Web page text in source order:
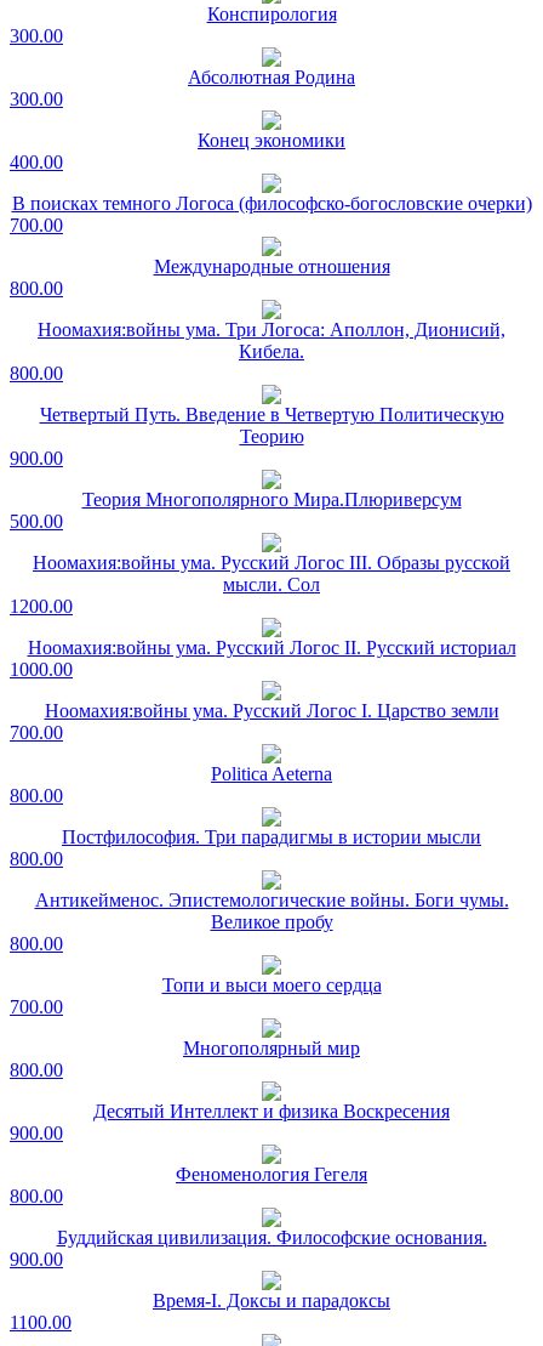
Конспирология
300.00
Абсолютная Родина
300.00
Конец экономики
400.00
В поисках темного Логоса (философско-богословские очерки)
700.00
Международные отношения
800.00
Ноомахия:войны ума. Три Логоса: Аполлон, Дионисий,
Кибела.
800.00
Четвертый Путь. Введение в Четвертую Политическую
Теорию
900.00
Теория Многополярного Мира.Плюриверсум
500.00
Ноомахия:войны ума. Русский Логос III. Образы русской
мысли. Сол
1200.00
Ноомахия:войны ума. Русский Логос II. Русский историал
1000.00
Ноомахия:войны ума. Русский Логос I. Царство земли
700.00
Politica Aeterna
800.00
Постфилософия. Три парадигмы в истории мысли
800.00
Антикейменос. Эпистемологические войны. Боги чумы.
Великое пробу
800.00
Топи и выси моего сердца
700.00
Многополярный мир
800.00
Десятый Интеллект и физика Воскресения
900.00
Феноменология Гегеля
800.00
Буддийская цивилизация. Философские основания.
900.00
Время-I. Доксы и парадоксы
1100.00